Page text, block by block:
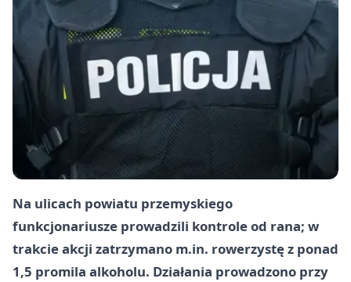
Na ulicach powiatu przemyskiego
funkcjonariusze prowadzili kontrole od rana; w
trakcie akcji zatrzymano m.in. rowerzystę z ponad
1,5 promila alkoholu. Działania prowadzono przy